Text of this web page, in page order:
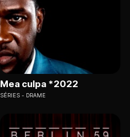
Mea culpa *2022
SÉRIES DRAME